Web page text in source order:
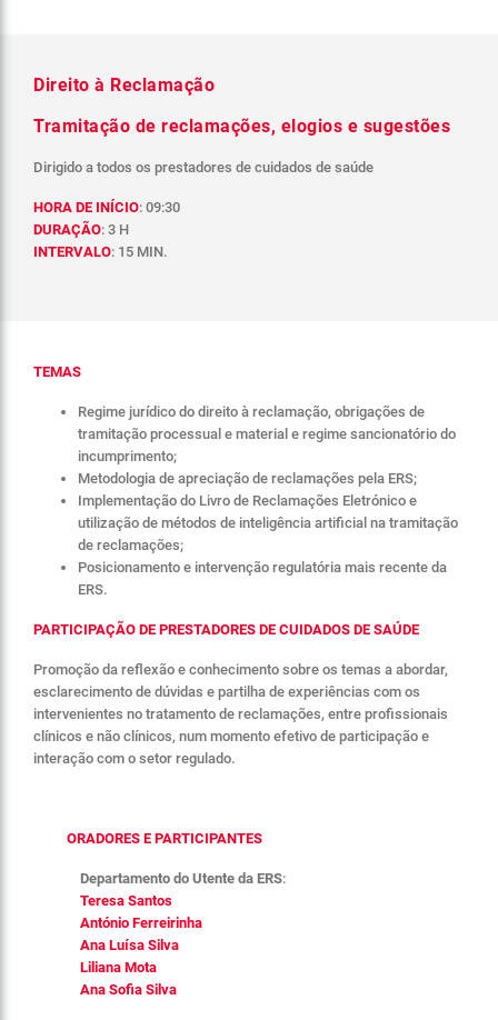
Direito à Reclamação
Tramitação de reclamações, elogios e sugestões
Dirigido a todos os prestadores de cuidados de saúde
HORA DE INÍCIO: 09:30
DURAÇÃO: 3 H
INTERVALO: 15 MIN.
TEMAS
Regime jurídico do direito à reclamação, obrigações de
tramitação processual e material e regime sancionatório do
incumprimento;
Metodologia de apreciação de reclamações pela ERS;
Implementação do Livro de Reclamações Eletrónico e
utilização de métodos de inteligência artificial na tramitação
de reclamações;
Posicionamento e intervenção regulatória mais recente da
ERS.
PARTICIPAÇÃO DE PRESTADORES DE CUIDADOS DE SAÚDE
Promoção da reflexão e conhecimento sobre os temas a abordar,
esclarecimento de dúvidas e partilha de experiências com os
intervenientes no tratamento de reclamações, entre profissionais
clínicos e não clínicos, num momento efetivo de participação e
interação com o setor regulado.
ORADORES E PARTICIPANTES
Departamento do Utente da ERS:
Teresa Santos
António Ferreirinha
Ana Luísa Silva
Liliana Mota
Ana Sofia Silva